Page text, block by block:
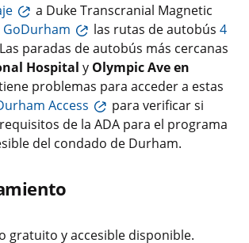
a Duke Transcranial Magnetic
GoDurham las rutas de autobús 4
paradas de autobús más cercanas
Hospital y Olympic Ave en
problemas para acceder a estas
Access
para verificar si
de la ADA para el programa
del condado de Durham.
gratuito y accesible disponible.